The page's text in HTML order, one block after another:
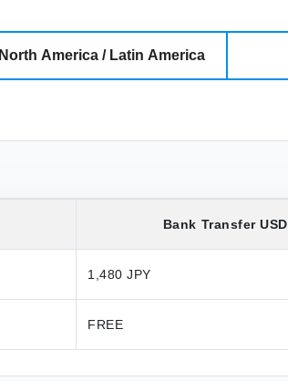
North America / Latin America
Bank TransferUSD
1,480 JPY
FREE